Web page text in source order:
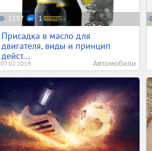
1597 1
Присадка в масло для
двигателя, виды и принцип
дейст...
07.02.2019 Автомобили